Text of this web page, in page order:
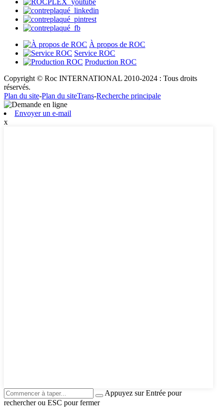
À propos de ROC
Service ROC
Production ROC
Copyright © Roc INTERNATIONAL 2010-2024 : Tous droits
réservés.
Plan du site-Plan du siteTrans-Recherche principale
Envoyer un e-mail
x
Appuyez sur Entrée pour
rechercher ou ESC pour fermer